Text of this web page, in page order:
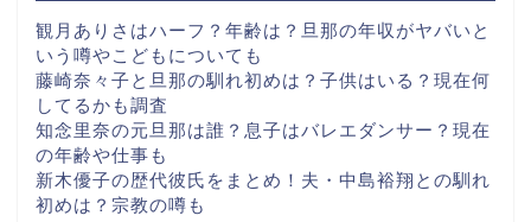
観月ありさはハーフ？年齢は？旦那の年収がヤバいと
いう噂やこどもについても
藤崎奈々子と旦那の馴れ初めは？子供はいる？現在何
してるかも調査
知念里奈の元旦那は誰？息子はバレエダンサー？現在
の年齢や仕事も
新木優子の歴代彼氏をまとめ！夫・中島裕翔との馴れ
初めは？宗教の噂も